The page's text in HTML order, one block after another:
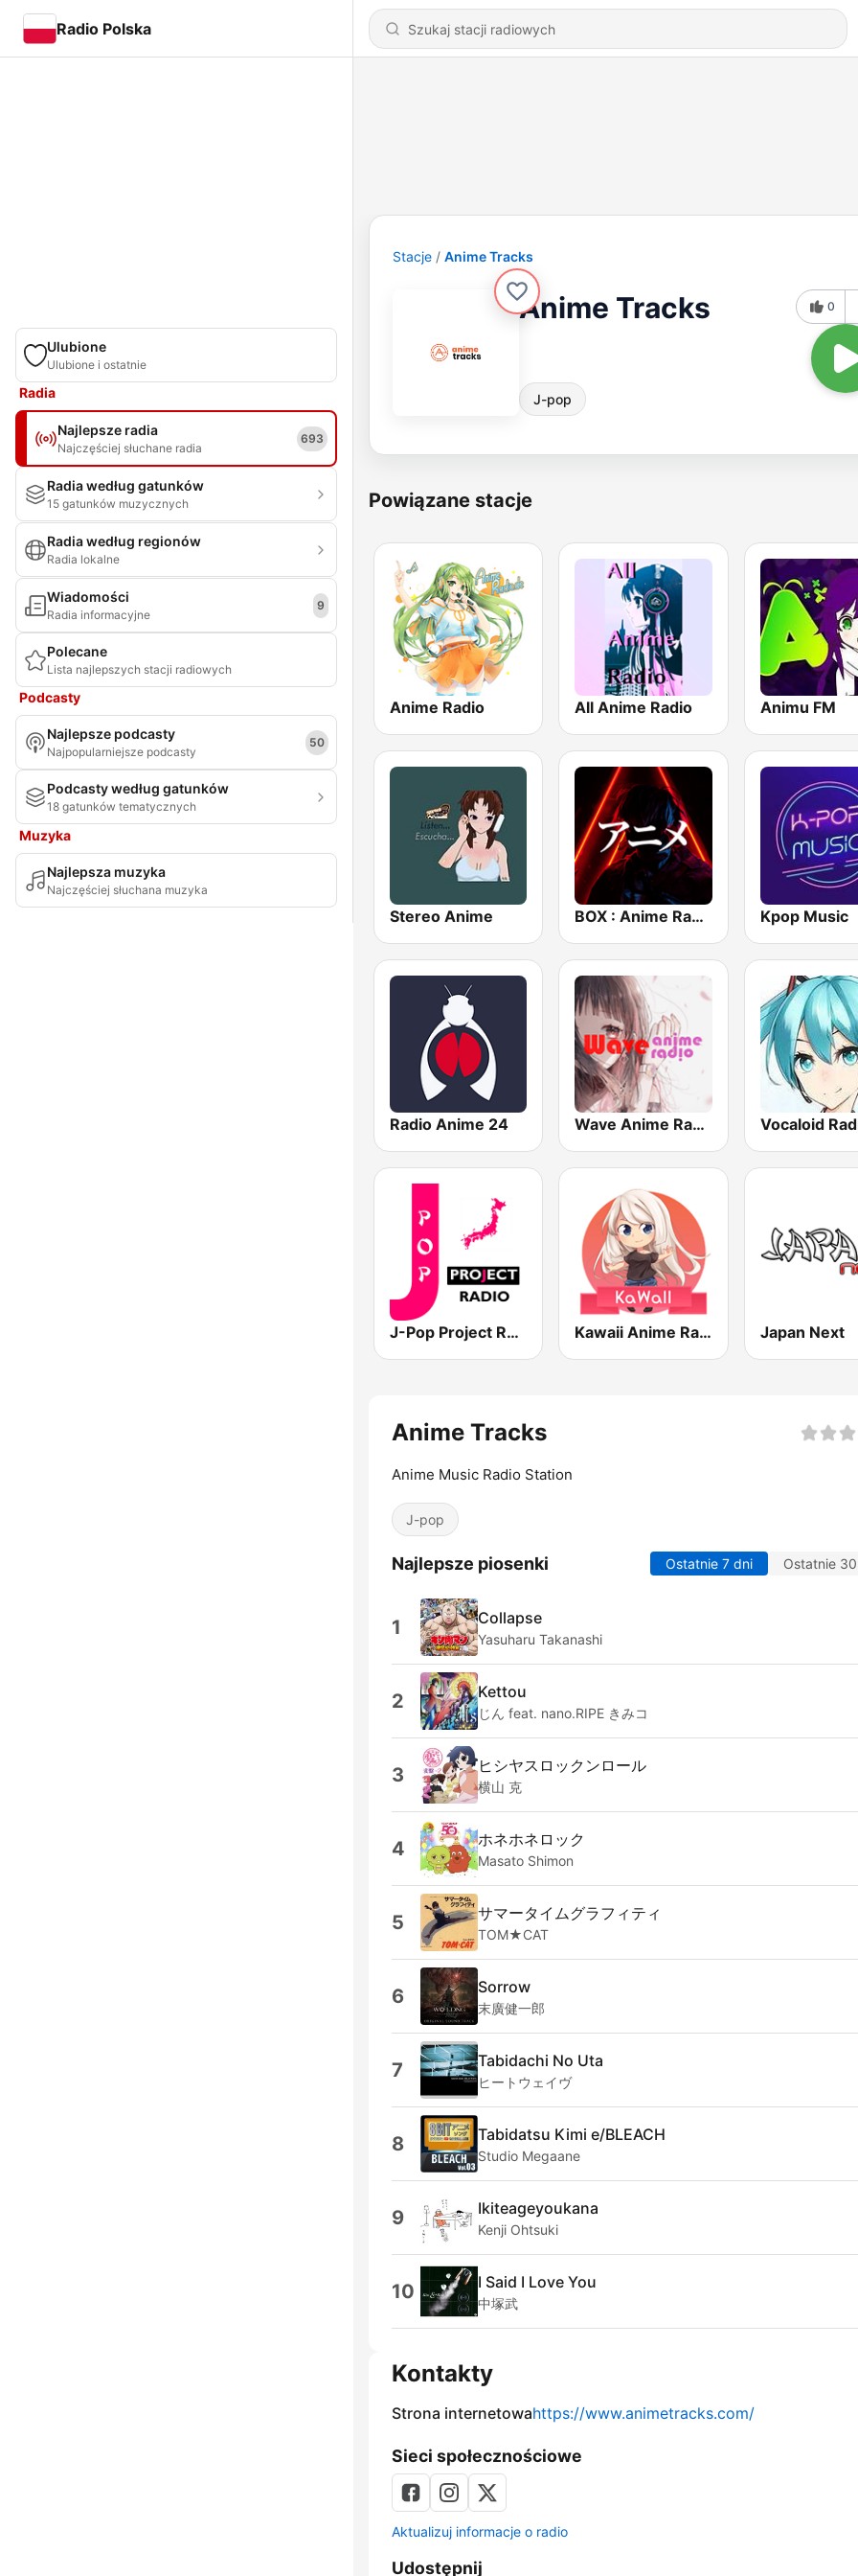
Radio Polska
Ulubione
Ulubione i ostatnie
Radia
Najlepsze radia
Najczęściej słuchane radia
693
Radia według gatunków
15 gatunków muzycznych
Radia według regionów
Radia lokalne
Wiadomości
Radia informacyjne
9
Polecane
Lista najlepszych stacji radiowych
Podcasty
Najlepsze podcasty
Najpopularniejsze podcasty
50
Podcasty według gatunków
18 gatunków tematycznych
Muzyka
Najlepsza muzyka
Najczęściej słuchana muzyka
Stacje Anime Tracks
Anime Tracks
J-pop
0
Powiązane stacje
Anime Radio All Anime Radio Animu FM
Stereo Anime BOX : Anime Radio -アニメラジオ Kpop Music
Radio Anime 24 Wave Anime Radio Vocaloid
J-Pop Project Radio Kawaii Anime Radio Japan Next
Anime Tracks
Anime Music Radio Station
J-pop
Najlepsze piosenki Ostatnie 7 dni Ostatnie
1 Collapse
Yasuharu Takanashi
2 Kettou
じん feat. nano.RIPE きみコ
3 ヒシヤスロックンロール
横山 克
4 ホネホネロック
Masato Shimon
5 サマータイムグラフィティ
TOM★CAT
6 Sorrow
末廣健一郎
7 Tabidachi No Uta
ヒートウェイヴ
8 Tabidatsu Kimi e/BLEACH
Studio Megaane
9 Ikiteageyoukana
Kenji Ohtsuki
10 I Said I Love You
中塚武
Kontakty
Strona internetowahttps://www.animetracks.com/
Sieci społecznościowe
Aktualizuj informacje o radio
Udostępnij